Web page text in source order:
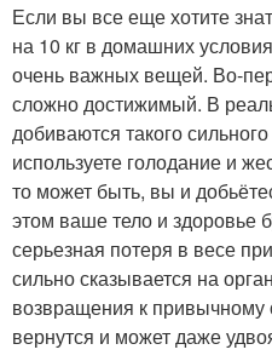
Если вы все еще хотите
на 10 кг в домашних
очень важных вещей. Во-
сложно достижимый. В
добиваются такого
используете голодание и
то может быть, вы и
этом ваше тело и здоровье
серьезная потеря в весе
сильно сказывается на
возвращения к привычному
вернутся и может даже